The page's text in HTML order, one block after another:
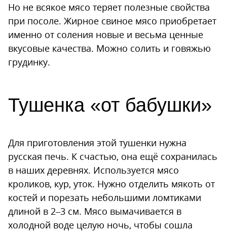
Но не всякое мясо теряет полезные свойства
при посоле. Жирное свиное мясо приобретает
именно от соления новые и весьма ценные
вкусовые качества. Можно солить и говяжью
грудинку.
Тушенка «от бабушки»
Для приготовления этой тушенки нужна
русская печь. К счастью, она ещё сохранилась
в наших деревнях. Используется мясо
кроликов, кур, уток. Нужно отделить мякоть от
костей и порезать небольшими ломтиками
длиной в 2–3 см. Мясо вымачивается в
холодной воде целую ночь, чтобы сошла